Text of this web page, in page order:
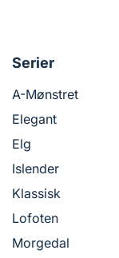
Serier
A-Mønstret
Elegant
Elg
Islender
Klassisk
Lofoten
Morgedal